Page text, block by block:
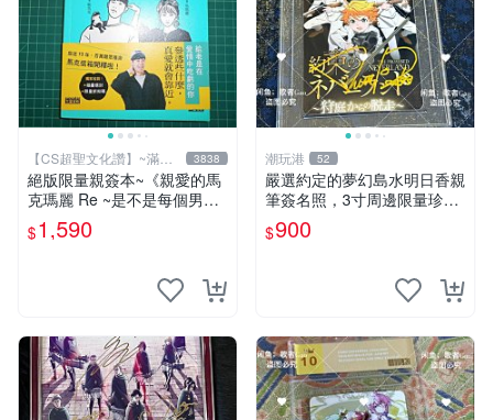
【CS超聖文化讚】~滿千
元送運
3838
絕版限量親簽本~《親愛的馬
克瑪麗 Re ~是不是每個男人
都這樣？（附贈快速通關信
封）》附書腰 歐馬克 吳瑪麗
$1,590
潮玩港 52
嚴選約定的夢幻島水明日香親
筆簽名照，3寸周邊限量珍藏
紙質佳 附卡磚 約定的夢幻島
筆記本 名人照
$900